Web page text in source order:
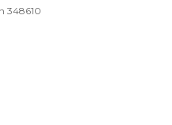
348610